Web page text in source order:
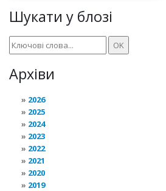
Шукати у блозі
Архіви
2026
2025
2024
2023
2022
2021
2020
2019